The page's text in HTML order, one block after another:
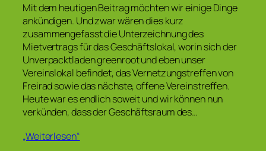
Mit dem heutigen Beitrag möchten wir einige Dinge
ankündigen. Und zwar wären dies kurz
zusammengefasst die Unterzeichnung des
Mietvertrags für das Geschäftslokal, worin sich der
Unverpacktladen greenroot und eben unser
Vereinslokal befindet, das Vernetzungstreffen von
Freirad sowie das nächste, offene Vereinstreffen.
Heute war es endlich soweit und wir können nun
verkünden, dass der Geschäftsraum des…
„Weiterlesen“